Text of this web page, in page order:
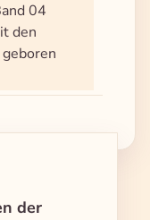
04
den
der